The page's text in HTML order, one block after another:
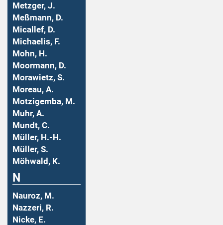
Metzger, J.
Meßmann, D.
Micallef, D.
Michaelis, F.
Mohn, H.
Moormann, D.
Morawietz, S.
Moreau, A.
Motzigemba, M.
Muhr, A.
Mundt, C.
Müller, H.-H.
Müller, S.
Möhwald, K.
N
Nauroz, M.
Nazzeri, R.
Nicke, E.